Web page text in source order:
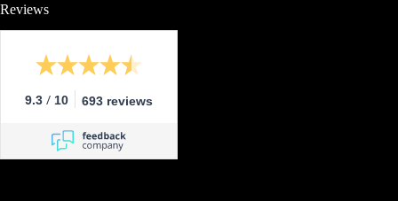
Reviews
9.3 / 10 693 reviews